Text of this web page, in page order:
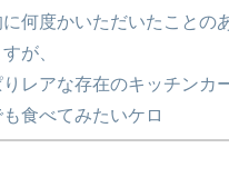
何度かいただいたことの
が、
レアな存在のキッチンカ
食べてみたいケロ